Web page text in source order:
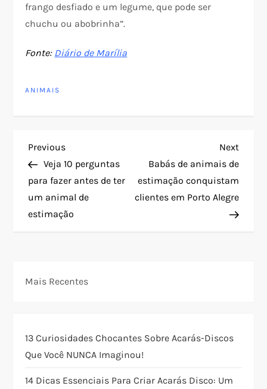
frango desfiado e um legume, que pode ser
chuchu ou abobrinha”.
Fonte: Diário de Marília
ANIMAIS
N
a
v
a
ã
o
Previous
Post
Previous
Veja 10 perguntas
para fazer antes de ter
um animal de
estimação
Next
Post
Next
Babás de animais de
estimação conquistam
clientes em Porto Alegre
Mais Recentes
13 Curiosidades Chocantes Sobre Acarás-Discos
Que Você NUNCA Imaginou!
14 Dicas Essenciais Para Criar Acarás Disco: Um